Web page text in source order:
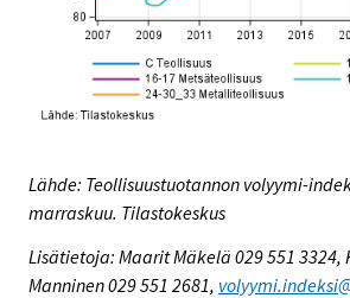
Lähde: Teollisuustuotannon volyymi-
marraskuu. Tilastokeskus
Lisätietoja: Maarit Mäkelä 029 551 3324,
Manninen 029 551 2681,